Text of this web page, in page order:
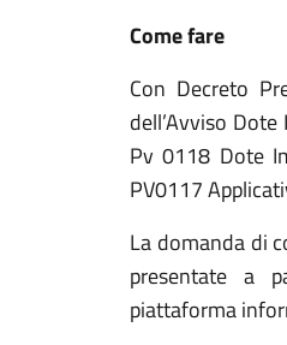
Come fare
Con Decreto
dell’Avviso
Pv 0118 Dote
PV0117
La domanda di
presentate a
piattaforma